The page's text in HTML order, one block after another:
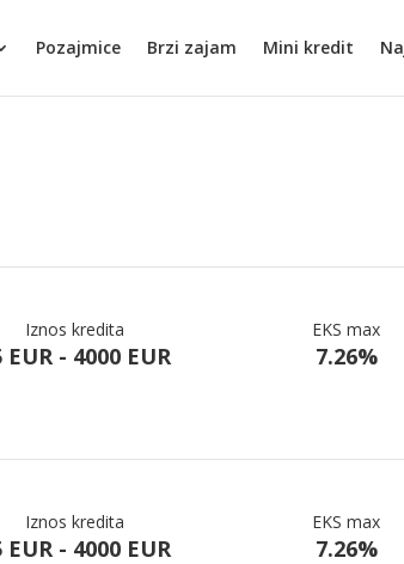
Pozajmice Brzi zajam Mini kredit
Iznos kredita
EUR - 4000 EUR
EKS max
7.26%
Iznos kredita
EUR - 4000 EUR
EKS max
7.26%